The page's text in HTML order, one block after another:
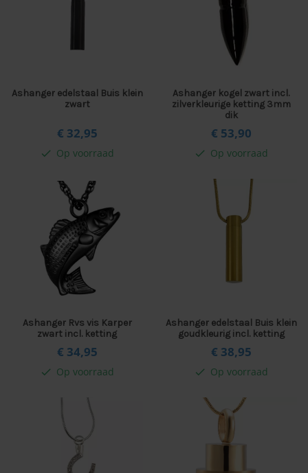
Ashanger edelstaal Buis klein
zwart
€ 32,95
check Op voorraad
Ashanger kogel zwart incl.
zilverkleurige ketting 3mm
dik
€ 53,90
check Op voorraad
Ashanger Rvs vis Karper
zwart incl. ketting
€ 34,95
check Op voorraad
Ashanger edelstaal Buis klein
goudkleurig incl. ketting
€ 38,95
check Op voorraad